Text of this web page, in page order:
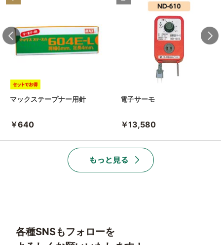
マックステープナー用針
￥640
電子サーモ
￥13,580
各種SNSもフォローを